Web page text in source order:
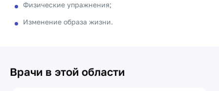
Физические упражнения;
Изменение образа жизни.
Врачи в этой области